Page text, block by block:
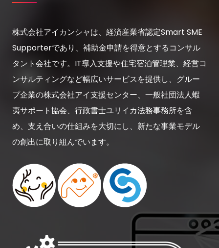
株式会社アイカンシャは、経済産業省認定Smart SME
Supporterであり、補助金申請を得意とするコンサル
タント会社です。IT導入支援や住宅宿泊管理業、経営コ
ンサルティングなど幅広いサービスを提供し、グルー
プ企業の株式会社アイ支援センター、一般社団法人蝦
夷サポート協会、行政書士ユリイカ法務事務所を含
め、支え合いの仕組みを大切にし、新たな事業モデル
の創出に取り組んでいます。